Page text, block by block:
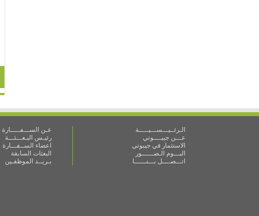
الـرئــيـــســـيـــــة
عـــن جيبــــوتي
الاستثمار في جيبوتي
البـــوم الـصــــــور
اتـــصــــل بـــنــــــا
عـن الســـفـــــارة
رئيـس البـعـــثـــة
اعضاء الســفـــارة
البعثات السابقة
بـريــد الموظفـين